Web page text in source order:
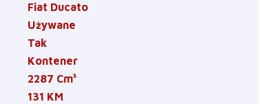
Fiat Ducato
Używane
Tak
Kontener
2287 Cm³
131 KM